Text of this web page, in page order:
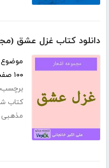
دانلود کتاب غزل عشق
۱۰۰ صفحه
کتاب
مذهبی